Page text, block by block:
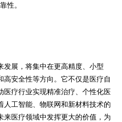
性。
发展，将集中在更高精度、小型
高安全性等方向。它不仅是医疗自
医疗行业实现精准治疗、个性化医
人工智能、物联网和新材料技术的
来医疗领域中发挥更大的价值，为